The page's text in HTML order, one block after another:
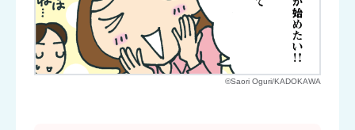
©Saori Oguri/KADOKAWA